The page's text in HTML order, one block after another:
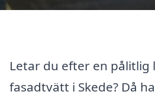
Letar du efter en pålitlig
fasadtvätt i Skede? Då